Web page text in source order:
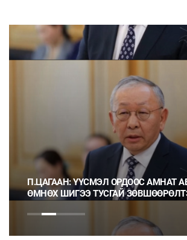
П.ЦАГААН: ҮҮСМЭЛ ОРДООС АМНАТ
ӨМНӨХ ШИГЭЭ ТУСГАЙ